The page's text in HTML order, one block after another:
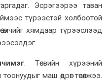
даг. Эсрэгээрээ таван
түрээстэй холбоотой
өмчийг хямдаар түрээслээд
:Төсвийн хүрээний
маш өөдрөг төсөөлжээ.